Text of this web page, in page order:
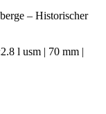
– Historischer
l usm | 70 mm |